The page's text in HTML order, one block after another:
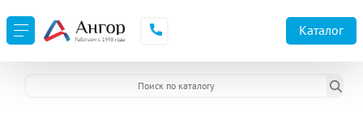
Каталог